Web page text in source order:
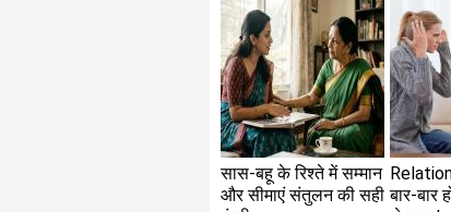
सास-बहू के रिश्ते में सम्मान
और सीमाएं संतुलन की सही बार-बार